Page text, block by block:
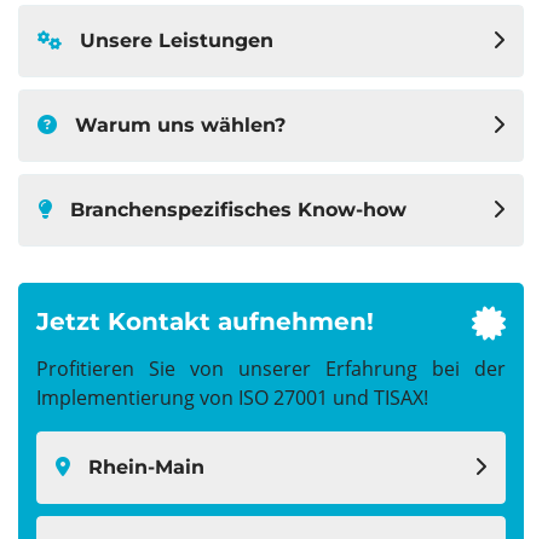
Unsere Leistungen
Warum uns wählen?
Branchenspezifisches Know-how
Jetzt Kontakt aufnehmen!
fas
Profitieren Sie von unserer Erfahrung bei der
Implementierung von ISO 27001 und TISAX!
Rhein-Main